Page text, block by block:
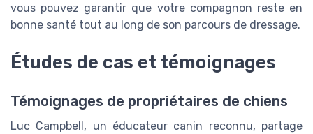
vous pouvez garantir que votre compagnon reste en
bonne santé tout au long de son parcours de dressage.
Études de cas et témoignages
Témoignages de propriétaires de chiens
Luc Campbell, un éducateur canin reconnu, partage